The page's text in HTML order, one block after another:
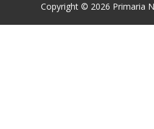
Copyright © 2026 Primaria